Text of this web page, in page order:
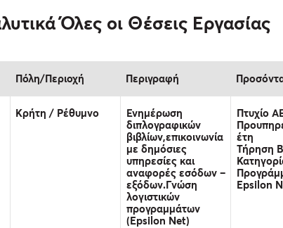
Όλες οι Θέσεις Εργασίας
Πόλη/Περιοχή Περιγραφή
Κρήτη / Ρέθυμνο
Ενημέρωση
διπλογραφικών
βιβλίων,επικοινωνία
με δημόσιες
υπηρεσίες και
αναφορές εσόδων –
εξόδων.Γνώση
λογιστικών
προγραμμάτων
(Epsilon Net)
Πτυχίο
έτη
Τήρηση
Epsilon